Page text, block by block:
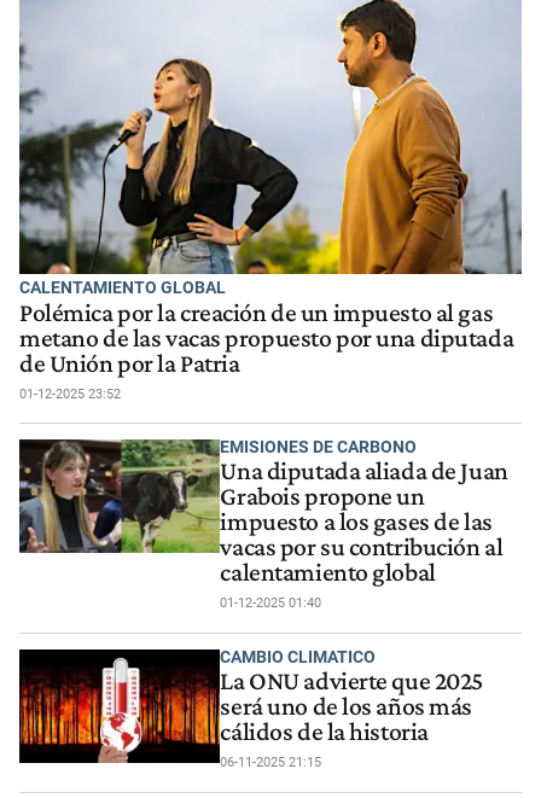
CALENTAMIENTO GLOBAL
Polémica por la creación de un impuesto al gas
metano de las vacas propuesto por una diputada
de Unión por la Patria
01-12-2025 23:52
EMISIONES DE CARBONO
Una diputada aliada de Juan
Grabois propone un
impuesto a los gases de las
vacas por su contribución al
calentamiento global
01-12-2025 01:40
CAMBIO CLIMATICO
La ONU advierte que 2025
será uno de los años más
cálidos de la historia
06-11-2025 21:15